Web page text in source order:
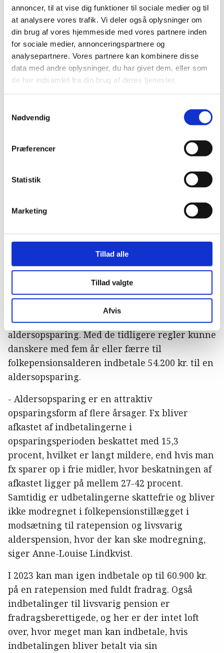
annoncer, til at vise dig funktioner til sociale medier og til
at analysere vores trafik. Vi deler også oplysninger om
din brug af vores hjemmeside med vores partnere inden
for sociale medier, annonceringspartnere og
analysepartnere. Vores partnere kan kombinere disse
data med andre oplysninger, du har givet dem, eller som
de har indsamlet fra din brug af deres tjenester.
Nødvendig
Præferencer
Statistik
Marketing
Tillad alle
Tillad valgte
Afvis
beslutte, om de ønsker at fortsætte i arbejde
eller gå på pension, siger hun.
Cirka 70.000 danskere ventes at nå
folkepensionsalderen på 67 år i 2023. Det er ca.
dobbelt så mange som det årlige antal nye
folkepensionister de seneste fire år og skyldes,
at folkepensionsalderen fra årsskiftet ikke
stiger, hvilket ellers har været tilfældet hvert
Af øvrige ændringer på pensionsområdet skal
man ifølge Anne-Louise Lindkvist særligt være
indbetale mere på den såkaldte
De nye regler indebærer, at man fra 1. januar
2023 kan indbetale 8.800 kr. om året på en
aldersopsparing mod hidtil 5.500 kr. årligt.
Samtidig betyder reglerne, at danskere, som
har syv år eller færre til folkepensionsalderen,
fra nytår må indbetale 56.900 kr. til en
aldersopsparing. Med de tidligere regler kunne
danskere med fem år eller færre til
folkepensionsalderen indbetale 54.200 kr. til en
aldersopsparing.
- Aldersopsparing er en attraktiv
opsparingsform af flere årsager. Fx bliver
afkastet af indbetalingerne i
opsparingsperioden beskattet med 15,3
procent, hvilket er langt mildere, end hvis man
fx sparer op i frie midler, hvor beskatningen af
afkastet ligger på mellem 27-42 procent.
Samtidig er udbetalingerne skattefrie og bliver
ikke modregnet i folkepensionstillægget i
modsætning til ratepension og livsvarig
alderspension, hvor der kan ske modregning,
siger Anne-Louise Lindkvist.
I 2023 kan man igen indbetale op til 60.900 kr.
på en ratepension med fuldt fradrag. Også
indbetalinger til livsvarig pension er
fradragsberettigede, og her er der intet loft
over, hvor meget man kan indbetale, hvis
indbetalingen bliver betalt via sin